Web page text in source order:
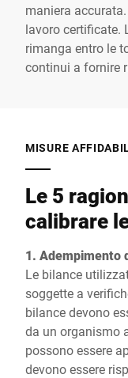
maniera
lavoro certificate.
rimanga entro le
continui a fornire
MISURE
Le 5
calibrare
1. Adempimento
Le bilance
soggette a
bilance devono
da un organismo
possono essere
devono essere